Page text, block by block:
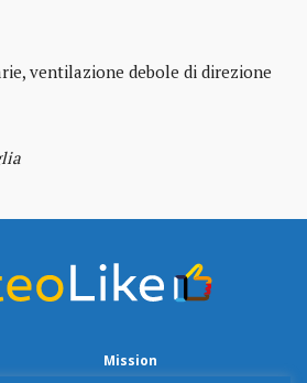
ventilazione debole di direzione
Mission